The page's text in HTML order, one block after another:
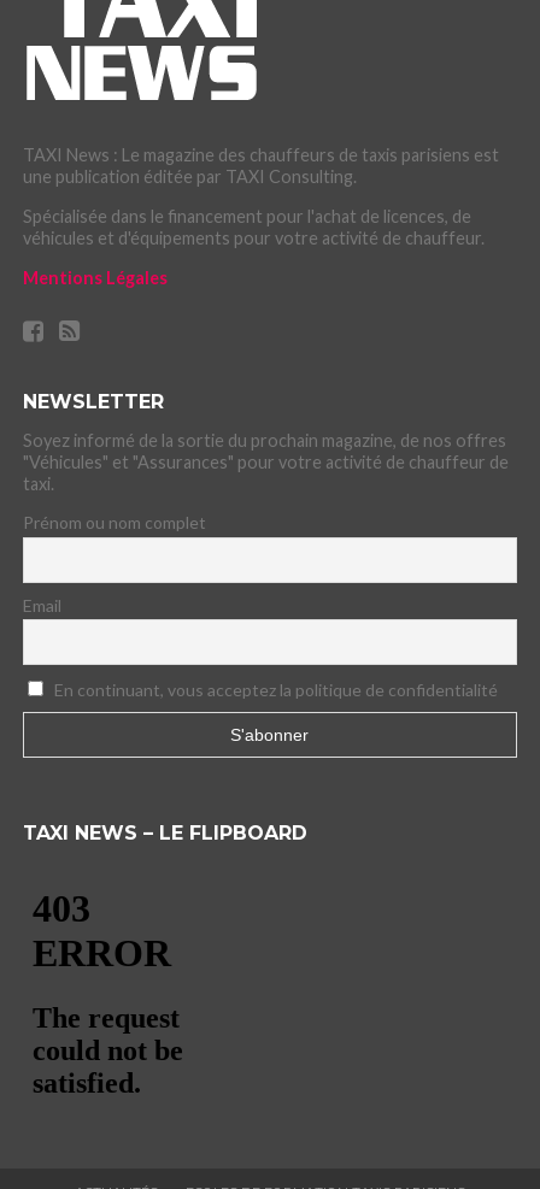
TAXI News : Le magazine des chauffeurs de taxis parisiens est
une publication éditée par TAXI Consulting.
Spécialisée dans le financement pour l'achat de licences, de
véhicules et d'équipements pour votre activité de chauffeur.
Mentions Légales
NEWSLETTER
Soyez informé de la sortie du prochain magazine, de nos offres
"Véhicules" et "Assurances" pour votre activité de chauffeur de
taxi.
Prénom ou nom complet
Email
En continuant, vous acceptez la politique de confidentialité
TAXI NEWS – LE FLIPBOARD